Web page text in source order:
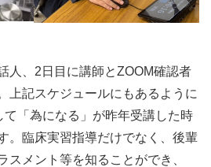
人、2日目に講師とZOOM確認者
上記スケジュールにもあるように
て「為になる」が昨年受講した時
。臨床実習指導だけでなく、後輩
スメント等を知ることができ、